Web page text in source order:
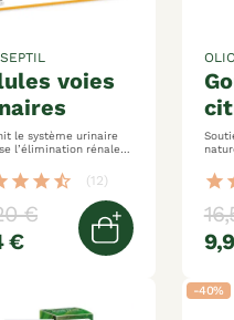
le système urinaire
l’élimination rénale
gêne urinaire
star star star_half (12)
€
€
Ajouter au
gouttes epp
naturelles
les
star
-40%